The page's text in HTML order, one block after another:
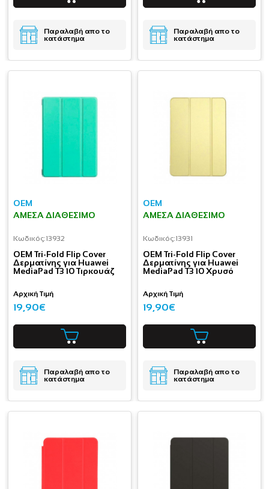
Παραλαβή απο το
κατάστημα
Παραλαβή απο το
κατάστημα
OEM
ΆΜΕΣΑ ΔΙΑΘΈΣΙΜΟ
Κωδικός:13932
OEM Tri-Fold Flip Cover
Δερματίνης για Huawei
MediaPad T3 10 Τιρκουάζ
Αρχική Τιμή
19,90€
Παραλαβή απο το
κατάστημα
OEM
ΆΜΕΣΑ ΔΙΑΘΈΣΙΜΟ
Κωδικός:13931
OEM Tri-Fold Flip Cover
Δερματίνης για Huawei
MediaPad T3 10 Χρυσό
Αρχική Τιμή
19,90€
Παραλαβή απο το
κατάστημα